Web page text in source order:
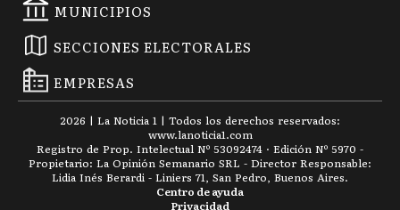
MUNICIPIOS
SECCIONES ELECTORALES
EMPRESAS
2026 | La Noticia 1 | Todos los derechos reservados:
www.lanoticia1.com
Registro de Prop. Intelectual Nº 53092474 · Edición Nº 5970 -
Propietario: La Opinión Semanario SRL - Director Responsable:
Lidia Inés Berardi - Liniers 71, San Pedro, Buenos Aires.
Privacidad
Centro de ayuda